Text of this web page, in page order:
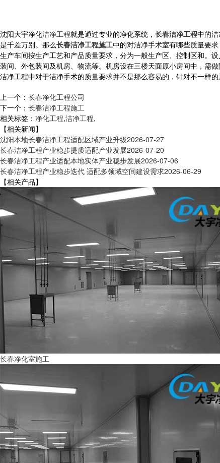
沈阳大宇净化洁净工程就是通过专业的净化系统， 长春洁净工程中的
是千差万别。那么长春洁净工程施工中的对洁净手术室有哪些质量要求
生产车间按生产工艺和产品质量要求，分为一般生产区、控制区和。
装间、外包装间及机房、物流等。机房设在三楼天面原小房间中，需
洁净工程中对于洁净手术的质量要求并不是那么容易的，针对不一样
上一个： 长春净化工程公司
下一个： 长春洁净工程施工
相关标签： 净化工程,洁净工程,
【相关新闻】
沈阳本地长春洁净工程适配区域产业升级2026-07-27
长春洁净工程产业稳步提质适配产业发展2026-07-20
长春洁净工程产业适配本地实体产业稳步发展2026-07-06
长春洁净工程产业稳步迭代 适配多领域空间建设需求2026-06-29
【相关产品】
长春净化室施工